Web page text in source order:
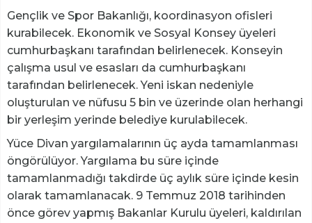
Gençlik ve Spor Bakanlığı, koordinasyon ofisleri
kurabilecek. Ekonomik ve Sosyal Konsey üyeleri
cumhurbaşkanı tarafından belirlenecek. Konseyin
çalışma usul ve esasları da cumhurbaşkanı
tarafından belirlenecek. Yeni iskan nedeniyle
oluşturulan ve nüfusu 5 bin ve üzerinde olan herhangi
bir yerleşim yerinde belediye kurulabilecek.
Yüce Divan yargılamalarının üç ayda tamamlanması
öngörülüyor. Yargılama bu süre içinde
tamamlanmadığı takdirde üç aylık süre içinde kesin
olarak tamamlanacak. 9 Temmuz 2018 tarihinden
önce görev yapmış Bakanlar Kurulu üyeleri, kaldırılan